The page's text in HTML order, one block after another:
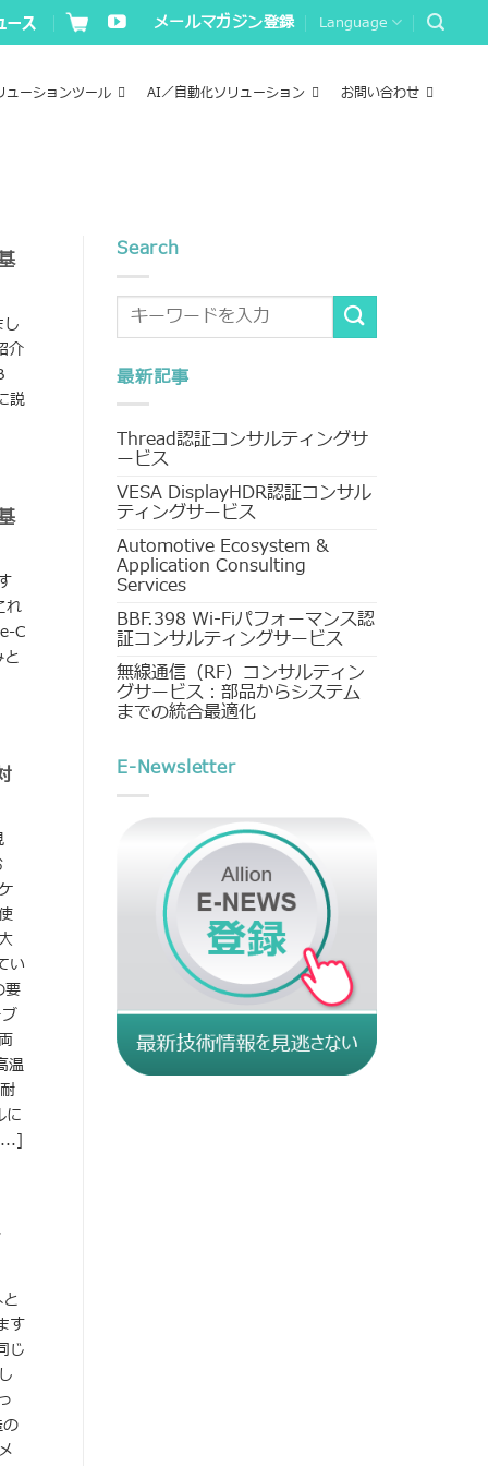
メールマガジン登録 Language
ューションツール AI／自動化ソリューション お問い合わせ
介
説
れ
C
い
要
温
に
す
じ
Search
最新記事
Thread認証コンサルティングサ
ービス
VESA DisplayHDR認証コンサル
ティングサービス
Automotive Ecosystem &
Application Consulting
Services
BBF.398 Wi-Fiパフォーマンス認
証コンサルティングサービス
無線通信（RF）コンサルティン
グサービス：部品からシステム
までの統合最適化
E-Newsletter